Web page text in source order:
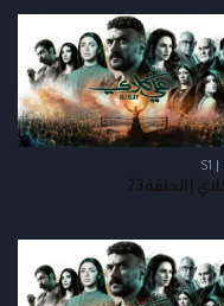
S1 |
| الحلقة 23